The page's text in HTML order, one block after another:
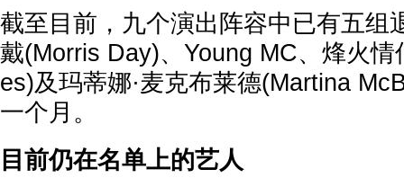
截至目前，九个演出阵容中已有五组
戴(Morris Day)、Young MC、烽火
es)及玛蒂娜·麦克布莱德(Martina
一个月。
目前仍在名单上的艺人